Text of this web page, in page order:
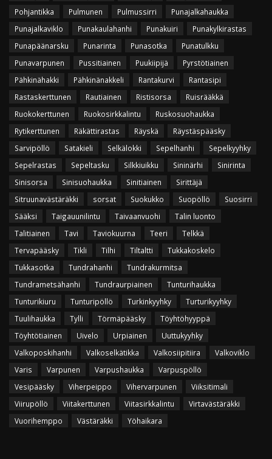
Pohjantikka
Pulmunen Pulmussirri
Punajalkahaukka
Punajalkaviklo
Punakaulahanhi Punakuiri
Punakylkirastas
Punapäänarsku
Punarinta Punasotka
Punatulkku
Punavarpunen
Pussitiainen Puukiipijä
Pyrstötiainen
Pähkinähakki
Pähkinänakkeli Rantakurvi
Rantasipi
Rastaskerttunen
Rautiainen Ristisorsa
Ruisrääkkä
Ruokokerttunen
Ruokosirkkalintu
Ruskosuohaukka
Rytikerttunen
Räkättirastas Räyskä
Räystäspääsky
Sarvipöllö
Satakieli Selkälokki Sepelhanhi
Sepelkyyhky
Sepelrastas
Sepeltasku Silkkiuikku Sininärhi
Sinirinta
Sinisorsa
Sinisuohaukka Sinitiainen
Sirittäjä
Sitruunavästäräkki
sorsat Suokukko Suopöllö
Suosirri
Sääksi
Taigauunilintu Taivaanvuohi
Talin luonto
Talitiainen
Tavi Taviokuurna Teeri
Telkkä
Tervapääsky
Tikli Tilhi Tiltaltti
Tukkakoskelo
Tukkasotka
Tundrahanhi
Tundrakurmitsa
Tundrametsähanhi
Tundraurpiainen
Tunturihaukka
Tunturikiuru
Tunturipöllö Turkinkyyhky
Turturikyyhky
Tuulihaukka
Tylli Törmäpääsky
Töyhtöhyyppä
Töyhtötiainen
Uivelo Urpiainen
Uuttukyyhky
Valkoposkihanhi
Valkoselkätikka Valkosiipitiira
Valkoviklo
Varis
Varpunen Varpushaukka
Varpuspöllö
Vesipääsky
Viherpeippo Vihervarpunen
Viiksitimali
Viirupöllö
Viitakerttunen Viitasirkkalintu
Virtavästäräkki
Vuorihemppo
Västäräkki Yöhaikara